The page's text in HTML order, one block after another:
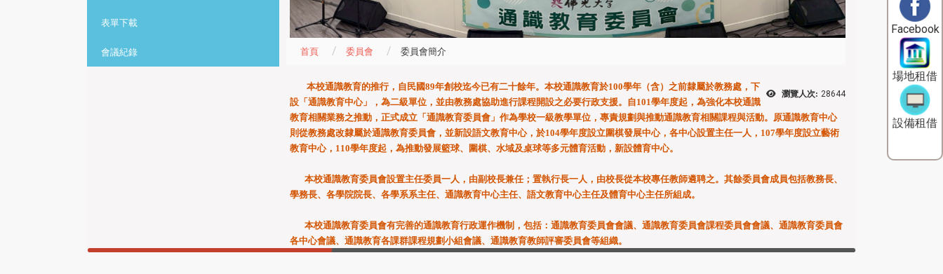
表單下載
會議紀錄 首頁 委員會 委員會簡介
瀏覽人次: 28644
本校通識教育的推行，自民國89年創校迄今已有二十餘年。本校通識教育於100學年（含）之前隸屬於教務處，下
設「通識教育中心」，為二級單位，並由教務處協助進行課程開設之必要行政支援。自101學年度起，為強化本校通識
教育相關業務之推動，正式成立「通識教育委員會」作為學校一級教學單位，專責規劃與推動通識教育相關課程與活動。原通識教育中心
則從教務處改隸屬於通識教育委員會，並新設語文教育中心，於104學年度設立圍棋發展中心，各中心設置主任一人，107學年度設立藝術
教育中心，110學年度起，為推動發展籃球、圍棋、水域及桌球等多元體育活動，新設體育中心。
本校通識教育委員會設置主任委員一人，由副校長兼任；置執行長一人，由校長從本校專任教師遴聘之。其餘委員會成員包括教務長、
學務長、各學院院長、各學系系主任、通識教育中心主任、語文教育中心主任及體育中心主任所組成。
本校通識教育委員會有完善的通識教育行政運作機制，包括：通識教育委員會會議、通識教育委員會課程委員會會議、通識教育委員會
各中心會議、通識教育各課群課程規劃小組會議、通識教育教師評審委員會等組織。
Facebook
場地租借
設備租借